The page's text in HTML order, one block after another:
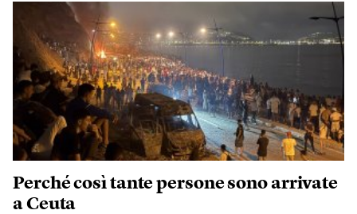
Perché così tante persone sono arrivate
a Ceuta